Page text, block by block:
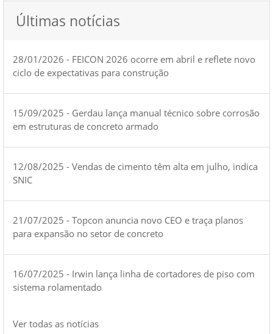
Últimas notícias
28/01/2026 - FEICON 2026 ocorre em abril e reflete novo
ciclo de expectativas para construção
15/09/2025 - Gerdau lança manual técnico sobre corrosão
em estruturas de concreto armado
12/08/2025 - Vendas de cimento têm alta em julho, indica
SNIC
21/07/2025 - Topcon anuncia novo CEO e traça planos
para expansão no setor de concreto
16/07/2025 - Irwin lança linha de cortadores de piso com
sistema rolamentado
Ver todas as notícias